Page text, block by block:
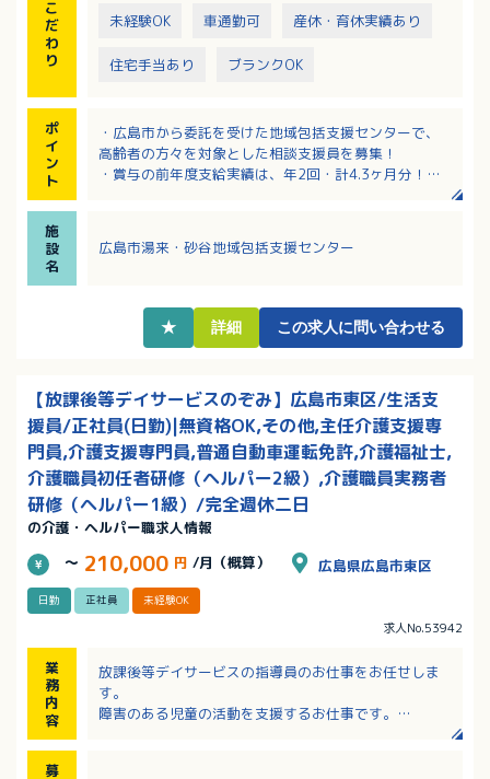
こ
だ
わ
り
未経験OK 車通勤可 産休・育休実績あり
住宅手当あり ブランクOK
ポ
イ
ン
ト
・広島市から委託を受けた地域包括支援センターで、
高齢者の方々を対象とした相談支援員を募集！
・賞与の前年度支給実績は、年2回・計4.3ヶ月分！
・各種手当充実！該当者には扶養手当や住宅手当も支
給あり！
施
設
名
広島市湯来・砂谷地域包括支援センター
★ 詳細 この求人に問い合わせる
【放課後等デイサービスのぞみ】広島市東区/生活支
援員/正社員(日勤)|無資格OK,その他,主任介護支援専
門員,介護支援専門員,普通自動車運転免許,介護福祉士,
介護職員初任者研修（ヘルパー2級）,介護職員実務者
研修（ヘルパー1級）/完全週休二日
の介護・ヘルパー職求人情報
～ 210,000 円 /月（概算） 広島県広島市東区
日勤 正社員 未経験OK
求人No.53942
業
務
内
容
放課後等デイサービスの指導員のお仕事をお任せしま
す。
障害のある児童の活動を支援するお仕事です。
募